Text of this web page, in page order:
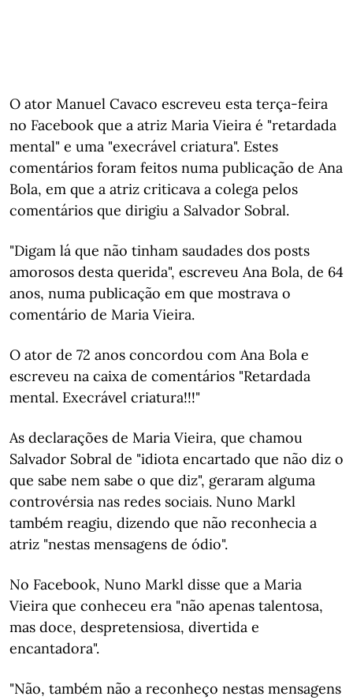
O ator Manuel Cavaco escreveu esta terça-feira
no Facebook que a atriz Maria Vieira é "retardada
mental" e uma "execrável criatura". Estes
comentários foram feitos numa publicação de Ana
Bola, em que a atriz criticava a colega pelos
comentários que dirigiu a Salvador Sobral.
"Digam lá que não tinham saudades dos posts
amorosos desta querida", escreveu Ana Bola, de 64
anos, numa publicação em que mostrava o
comentário de Maria Vieira.
O ator de 72 anos concordou com Ana Bola e
escreveu na caixa de comentários "Retardada
mental. Execrável criatura!!!"
As declarações de Maria Vieira, que chamou
Salvador Sobral de "idiota encartado que não diz o
que sabe nem sabe o que diz", geraram alguma
controvérsia nas redes sociais. Nuno Markl
também reagiu, dizendo que não reconhecia a
atriz "nestas mensagens de ódio".
No Facebook, Nuno Markl disse que a Maria
Vieira que conheceu era "não apenas talentosa,
mas doce, despretensiosa, divertida e
encantadora".
"Não, também não a reconheço nestas mensagens